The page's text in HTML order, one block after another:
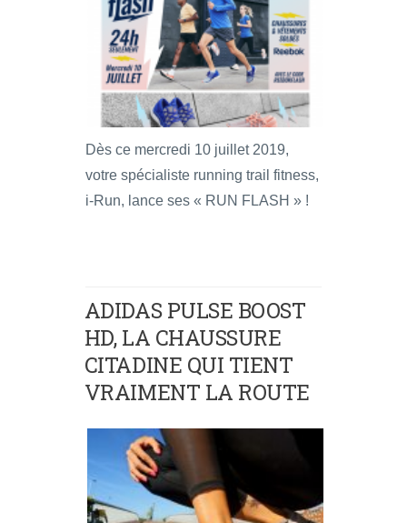
Dès ce mercredi 10 juillet 2019,
votre spécialiste running trail fitness,
i-Run, lance ses « RUN FLASH » !
ADIDAS PULSE BOOST
HD, LA CHAUSSURE
CITADINE QUI TIENT
VRAIMENT LA ROUTE